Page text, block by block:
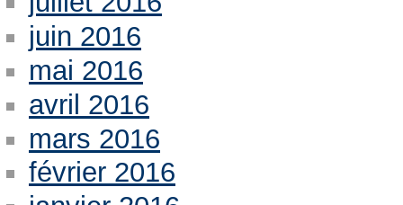
juin 2016
mai 2016
avril 2016
mars 2016
février 2016